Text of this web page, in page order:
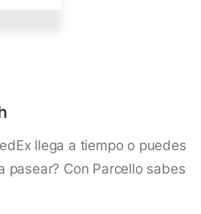
llega a tiempo o puedes
pasear? Con Parcello sabes